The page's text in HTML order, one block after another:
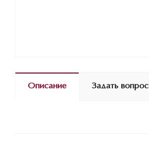
Описание Задать вопрос